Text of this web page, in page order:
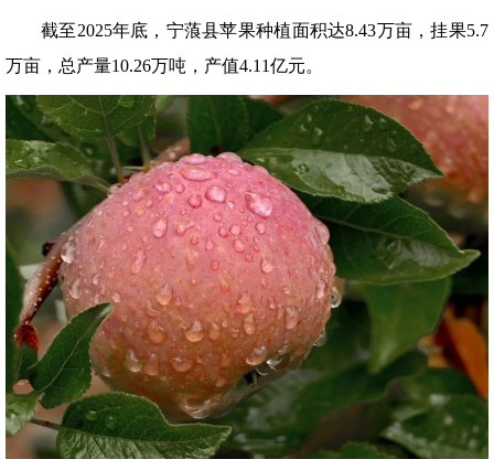
截至2025年底，宁蒗县苹果种植面积达8.43万亩，挂果5.7
万亩，总产量10.26万吨，产值4.11亿元。